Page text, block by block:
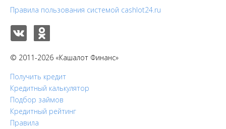
Правила пользования системой cashlot24.ru
© 2011-2026 «Кашалот Финанс»
Получить кредит
Кредитный калькулятор
Подбор займов
Кредитный рейтинг
Правила